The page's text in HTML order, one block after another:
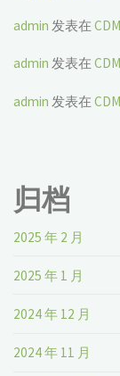
admin 发表在
admin 发表在
admin 发表在
归档
2025 年 2 月
2025 年 1 月
2024 年 12 月
2024 年 11 月